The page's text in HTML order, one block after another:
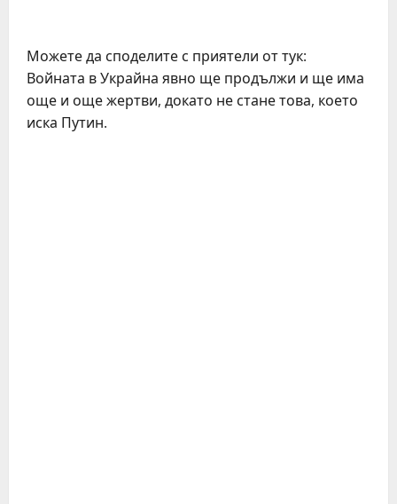
Можете да споделите с приятели от тук:
Войната в Украйна явно ще продължи и ще има
още и още жертви, докато не стане това, което
иска Путин.